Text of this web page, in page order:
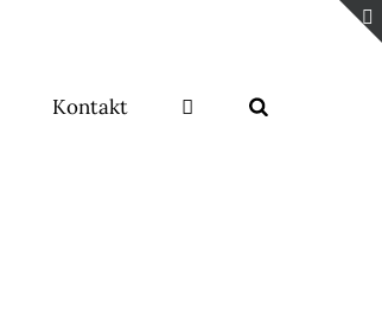
Kontakt